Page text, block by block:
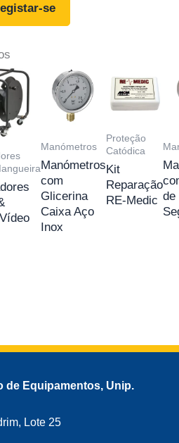
se
Manómetros
Manómetros
com
Glicerina
Caixa Aço
Inox
Proteção
Catódica
Kit
Reparação
RE-Medic de
de Equipamentos, Unip.
Lote 25